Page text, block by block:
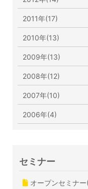
2011年(17)
2010年(13)
2009年(13)
2008年(12)
2007年(10)
2006年(4)
セミナー
オープンセミナ